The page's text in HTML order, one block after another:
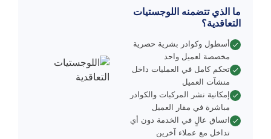
ما الذي تتضمنه اللوجستيات
التعاقدية؟
أسطول وكوادر بشرية حصرية
مخصصة لعميل واحد
تحكم كامل في العمليات داخل
منشآت العميل
إمكانية نشر المركبات والكوادر
مباشرة في مقار العميل
اتساق عالٍ في الخدمة دون أي
تداخل مع عملاء آخرين